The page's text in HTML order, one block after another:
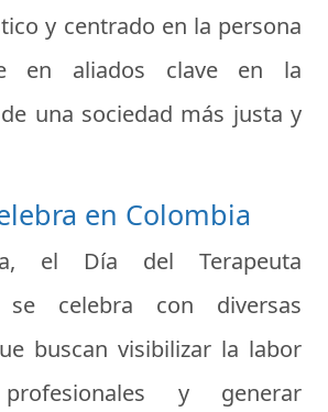
y centrado en la persona
en aliados clave en la
una sociedad más justa y
en Colombia
el Día del Terapeuta
se celebra con diversas
buscan visibilizar la labor
y generar